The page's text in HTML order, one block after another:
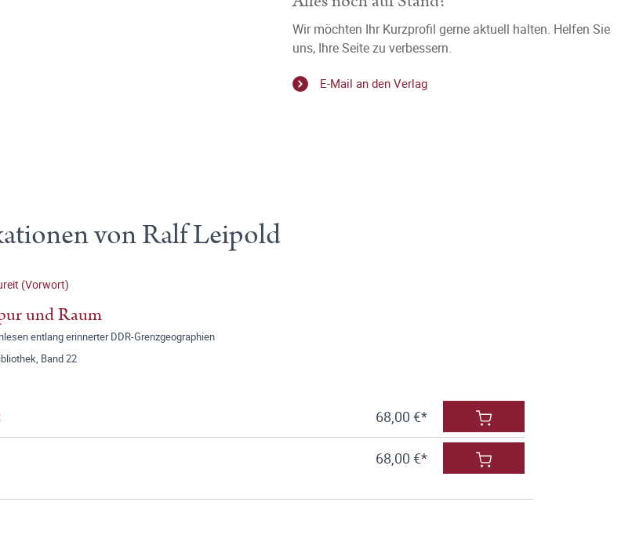
Wir möchten Ihr Kurzprofil gerne aktuell halten. Helfen Sie
uns, Ihre Seite zu verbessern.
E-Mail an den Verlag
von Ralf Leipold
(Vorwort)
und Raum
entlang erinnerter DDR-Grenzgeographien
Band 22
68,00 €*
68,00 €*